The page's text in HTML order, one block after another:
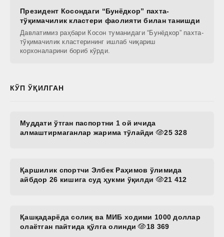
Президент Косондаги “Бунёдкор” пахта-
тўқимачилик кластери фаолияти билан танишди
Давлатимиз раҳбари Косон туманидаги “Бунёдкор” пахта-
тўқимачилик кластерининг ишлаб чиқариш
корхоналарини бориб кўрди.
КЎП ЎҚИЛГАН
Муддати ўтган паспортни 1 ой ичида
алмаштирмаганлар жарима тўлайди
25 328
Қаршилик спортчи Элбек Раҳимов ўлимида
айбдор 26 кишига суд ҳукми ўқилди
21 412
Қашқадарёда солиқ ва МИБ ходими 1000 доллар
олаётган пайтида қўлга олинди
18 369